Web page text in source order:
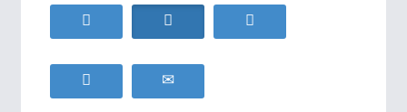
MOTION21XX
Motors & Electric Motion
Wind Turbines, Components, Services
HOME FURNITURE21XX
Home Furniture & Equipment
YACHTING21XX